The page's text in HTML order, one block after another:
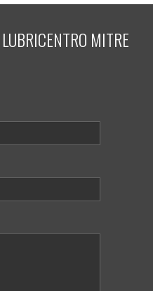
LUBRICENTRO MITRE